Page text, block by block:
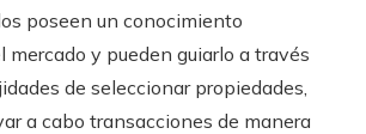
poseen un conocimiento
mercado y pueden guiarlo a través
de seleccionar propiedades,
a cabo transacciones de manera